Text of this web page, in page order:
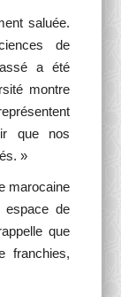
saluée.
de
a été
montre
que nos
»
marocaine
espace de
que
franchies,